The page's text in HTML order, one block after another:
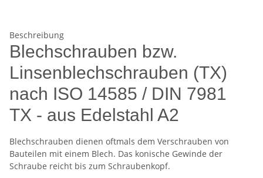
Beschreibung
Blechschrauben bzw.
Linsenblechschrauben (TX)
nach ISO 14585 / DIN 7981
TX - aus Edelstahl A2
Blechschrauben dienen oftmals dem Verschrauben von
Bauteilen mit einem Blech. Das konische Gewinde der
Schraube reicht bis zum Schraubenkopf.